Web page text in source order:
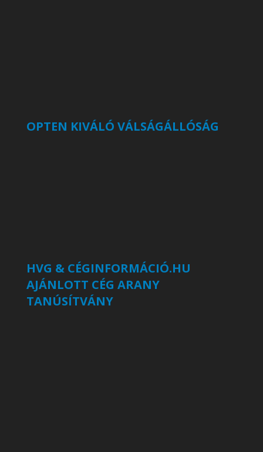
OPTEN KIVÁLÓ VÁLSÁGÁLLÓSÁG
HVG & CÉGINFORMÁCIÓ.HU
AJÁNLOTT CÉG ARANY
TANÚSÍTVÁNY